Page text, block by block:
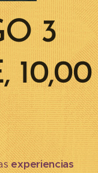
3
10,00
experiencias